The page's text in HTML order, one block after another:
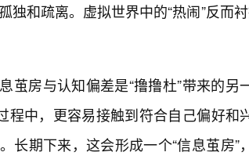
独和疏离。虚拟世界中的“热闹”反而
茧房与认知偏差是“撸撸杜”带来的
程中，更容易接触到符合自己偏好
长期下来，这会形成一个“信息茧房